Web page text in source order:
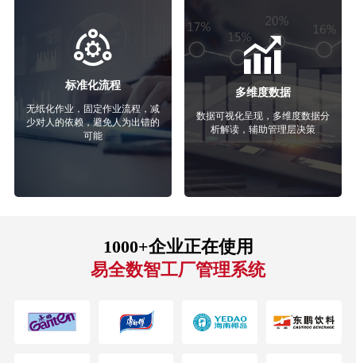
标准化流程
无纸化作业，固定作业流程，减
少对人的依赖，避免人为出错的
可能
多维度数据
数据可视化呈现，多维度数据分
析解读，辅助管理层决策
1000+企业正在使用
易全数智工厂管理系统